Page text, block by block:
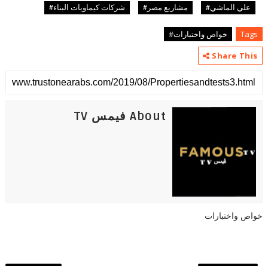
علي الماشي# مشاريع مصر# شركات كيماويات البناء#
Tags
خواص واختبارات#
Share This
About فيمس TV
خواص واختبارات